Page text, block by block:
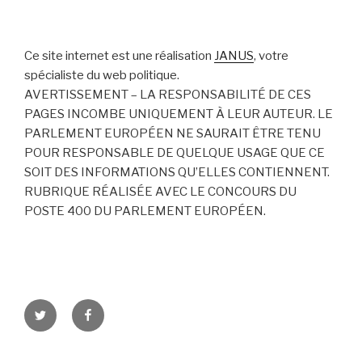
Ce site internet est une réalisation JANUS, votre
spécialiste du web politique.
AVERTISSEMENT – LA RESPONSABILITÉ DE CES
PAGES INCOMBE UNIQUEMENT À LEUR AUTEUR. LE
PARLEMENT EUROPÉEN NE SAURAIT ÊTRE TENU
POUR RESPONSABLE DE QUELQUE USAGE QUE CE
SOIT DES INFORMATIONS QU’ELLES CONTIENNENT.
RUBRIQUE RÉALISÉE AVEC LE CONCOURS DU
POSTE 400 DU PARLEMENT EUROPÉEN.
Twitter Facebook